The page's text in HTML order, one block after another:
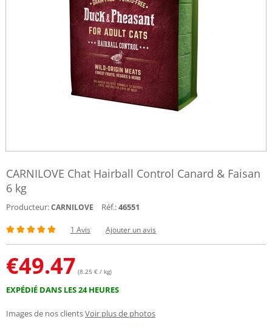
CARNILOVE Chat Hairball Control Canard & Faisan
6 kg
Producteur:CARNILOVE Réf.:46551
1 Avis Ajouter un avis
€49.47 (8.25 € / kg)
EXPÉDIÉ DANS LES 24 HEURES
Images de nos clientsVoir plus de photos